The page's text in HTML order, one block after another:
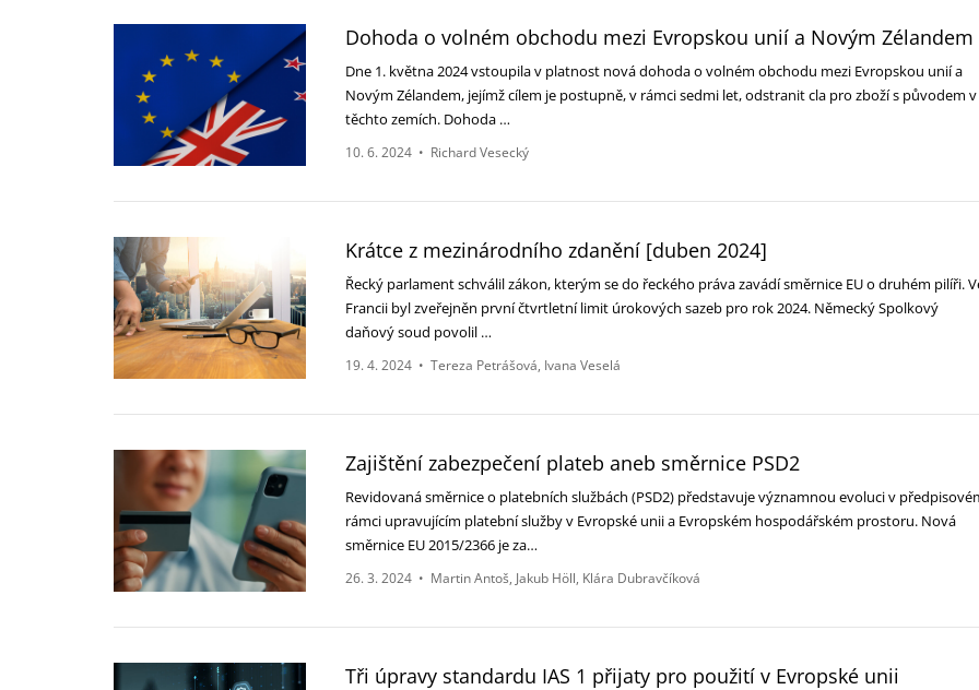
Dohoda o volném obchodu mezi Evropskou unií a Novým Zélandem
Dne 1. května 2024 vstoupila v platnost nová dohoda o volném obchodu mezi Evropskou unií a
Novým Zélandem, jejímž cílem je postupně, v rámci sedmi let, odstranit cla pro zboží s původem v
těchto zemích. Dohoda …
10. 6. 2024 • Richard Vesecký
Krátce z mezinárodního zdanění [duben 2024]
Řecký parlament schválil zákon, kterým se do řeckého práva zavádí směrnice EU o druhém pilíři.
Francii byl zveřejněn první čtvrtletní limit úrokových sazeb pro rok 2024. Německý Spolkový
daňový soud povolil …
19. 4. 2024 • Tereza Petrášová Ivana Veselá
Zajištění zabezpečení plateb aneb směrnice PSD2
Revidovaná směrnice o platebních službách (PSD2) představuje významnou evoluci v
rámci upravujícím platební služby v Evropské unii a Evropském hospodářském prostoru. Nová
směrnice EU 2015/2366 je za…
26. 3. 2024 • Martin Antoš Jakub Höll Klára Dubravčíková
Tři úpravy standardu IAS 1 přijaty pro použití v Evropské unii